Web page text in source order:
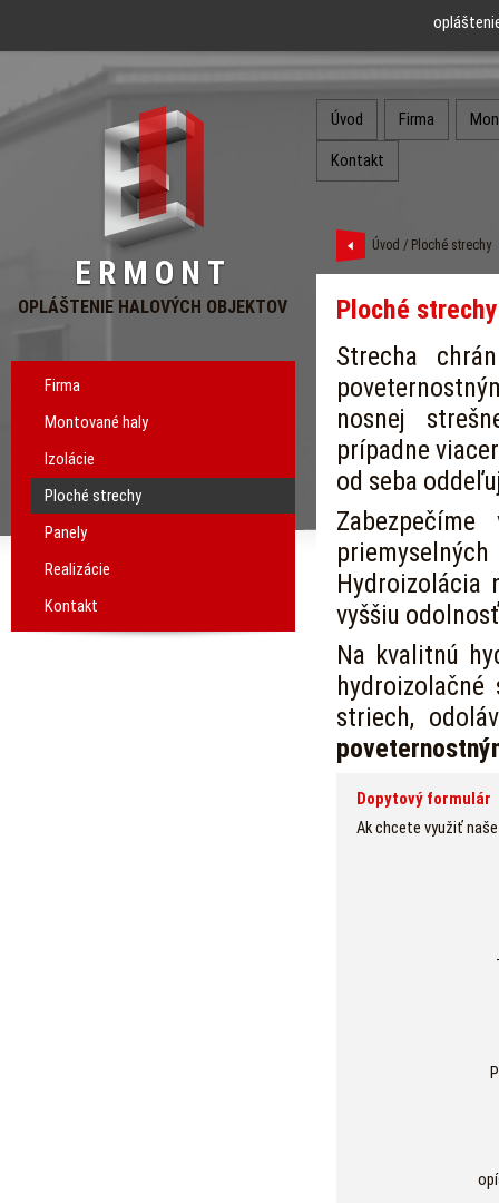
ERMONT
OPLÁŠTENIE HALOVÝCH OBJEKTOV
Firma
Montované haly
Izolácie
Ploché strechy
Panely
Realizácie
Kontakt
Úvod Firma
Kontakt
Úvod / Ploché strechy
Ploché strechy
Strecha
nosnej
prípadne
od seba
Hydroizolácia
vyššiu
Na kvalitnú
striech,
Dopytový formulár
Ak chcete využiť